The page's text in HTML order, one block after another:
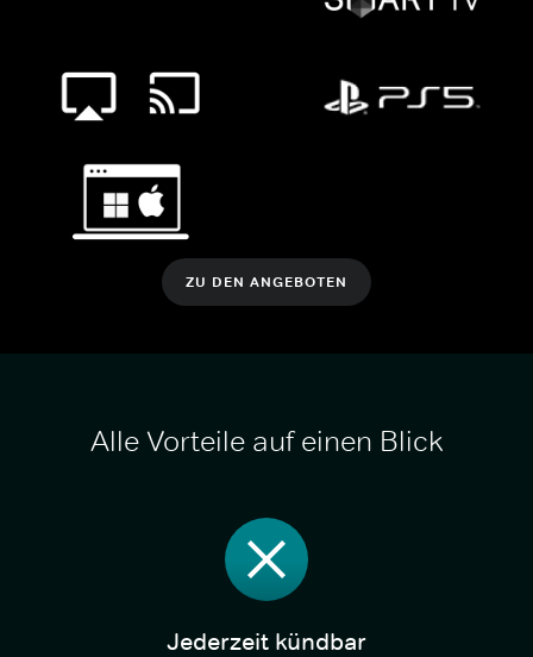
ZU DEN ANGEBOTEN
Alle Vorteile auf einen Blick
Jederzeit kündbar